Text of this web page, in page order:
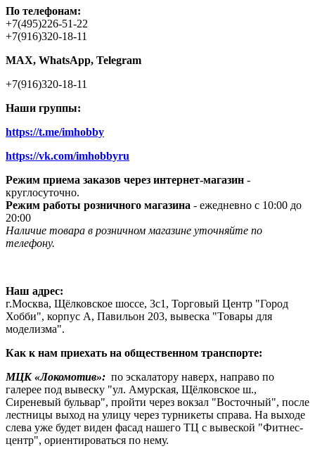
По телефонам:
+7(495)226-51-22
+7(916)320-18-11
MAX, WhatsApp, Telegram
+7(916)320-18-11
Наши группы:
https://t.me/imhobby
https://vk.com/imhobbyru
Режим приема заказов через интернет-магазин -
круглосуточно.
Режим работы розничного магазина - ежедневно с 10:00 до
20:00
Наличие товара в розничном магазине уточняйте по
телефону.
Наш адрес:
г.Москва, Щёлковское шоссе, 3с1, Торговый Центр "Город
Хобби", корпус А, Павильон 203, вывеска "Товары для
моделизма".
Как к нам приехать на общественном транспорте:
МЦК «Локомотив»: по эскалатору наверх, направо по
галерее под вывеску "ул. Амурская, Щёлковское ш.,
Сиреневый бульвар", пройти через вокзал "Восточный", после
лестницы выход на улицу через турникеты справа. На выходе
слева уже будет виден фасад нашего ТЦ с вывеской "Фитнес-
центр", ориентироваться по нему.